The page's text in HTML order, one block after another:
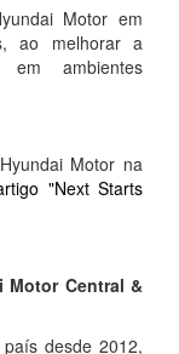
Motor em
ao melhorar a
em ambientes
Motor na
"Next Starts
Motor Central &
desde 2012,